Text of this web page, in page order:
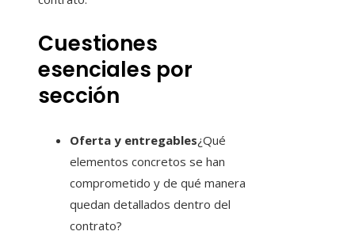
Cuestiones
esenciales por
sección
Oferta y entregables¿Qué
elementos concretos se han
comprometido y de qué manera
quedan detallados dentro del
contrato?